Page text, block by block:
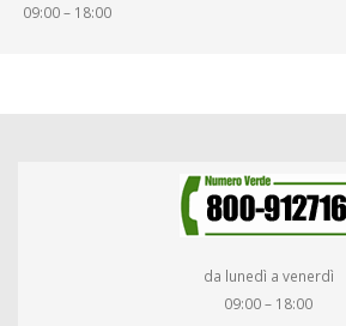
09:00 – 18:00
da lunedì a venerdì
09:00 – 18:00